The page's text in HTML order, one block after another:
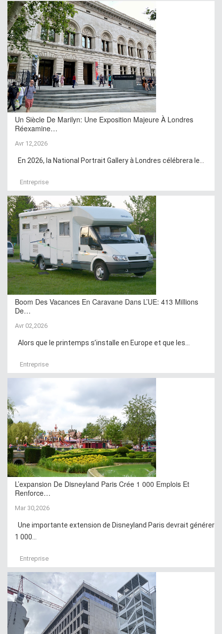
Un Siècle De Marilyn: Une Exposition Majeure À Londres
Réexamine…
Avr 12,2026
En 2026, la National Portrait Gallery à Londres célébrera le...
Entreprise
Boom Des Vacances En Caravane Dans L’UE: 413 Millions
De…
Avr 02,2026
Alors que le printemps s’installe en Europe et que les...
Entreprise
L’expansion De Disneyland Paris Crée 1 000 Emplois Et
Renforce…
Mar 30,2026
Une importante extension de Disneyland Paris devrait générer
1 000...
Entreprise